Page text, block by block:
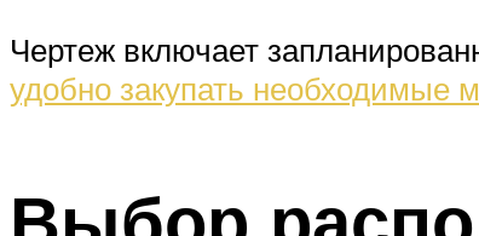
Чертеж включает
удобно закупать необходимые